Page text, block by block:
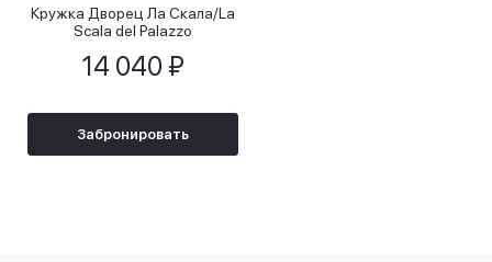
Кружка Дворец Ла Скала/La
Scala del Palazzo
14 040 ₽
Забронировать